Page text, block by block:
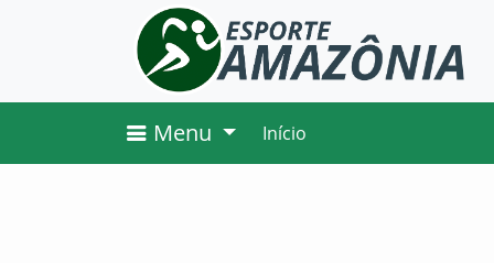
Menu Início